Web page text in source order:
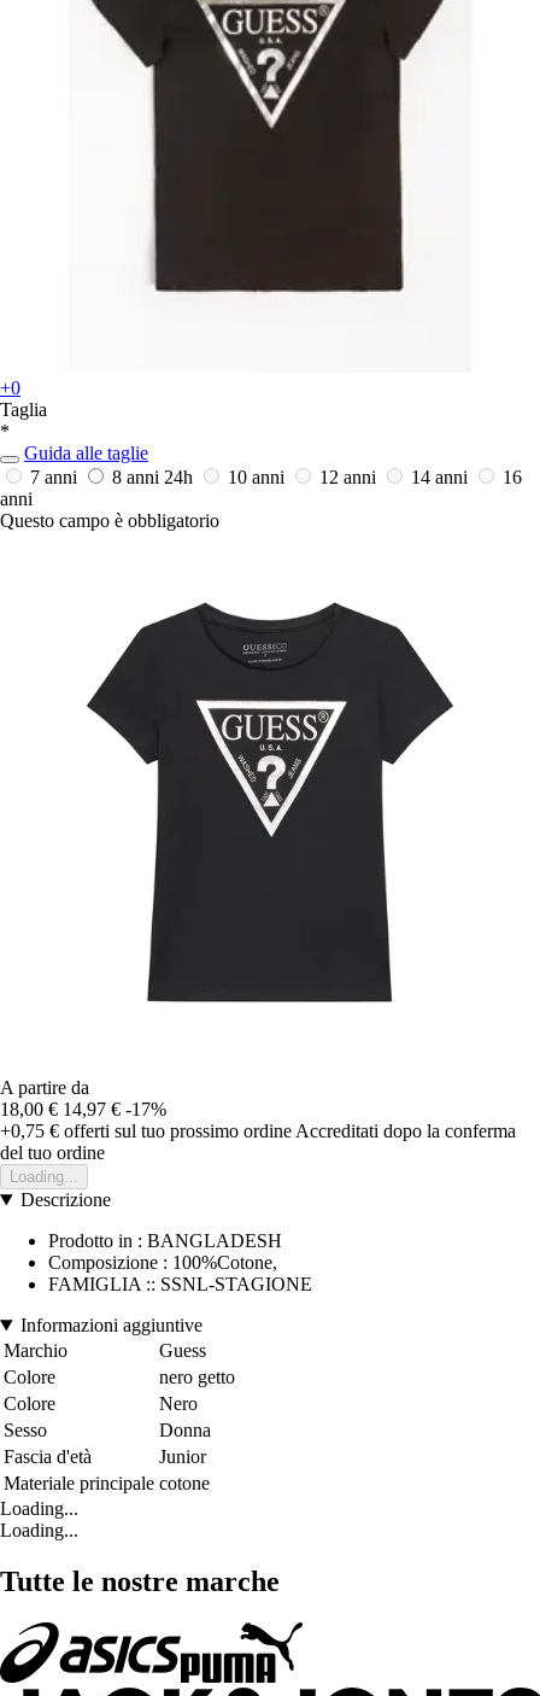
+0
Taglia
*
Guida alle taglie
7 anni
8 anni 24h 10 anni 12 anni 14 anni
16
anni
Questo campo è obbligatorio
A partire da
18,00 € 14,97 € -17%
+0,75 € offerti sul tuo prossimo ordine Accreditati dopo la conferma
del tuo ordine
Loading...
Descrizione
Prodotto in : BANGLADESH
Composizione : 100%Cotone,
FAMIGLIA :: SSNL-STAGIONE
Informazioni aggiuntive
Marchio
Guess
Colore
nero getto
Colore
Nero
Sesso
Donna
Fascia d'età
Junior
Materiale principale cotone
Loading...
Loading...
Tutte le nostre marche